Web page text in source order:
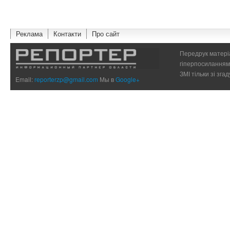
Реклама Контакти Про сайт
Email:reporterzp@gmail.com Мы вGoogle+
Передрук
ЗМІ тільки зі